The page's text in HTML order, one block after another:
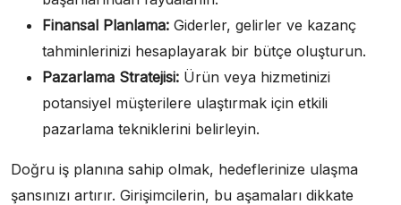
Finansal Planlama: Giderler, gelirler ve kazanç
tahminlerinizi hesaplayarak bir bütçe oluşturun.
Pazarlama Stratejisi: Ürün veya hizmetinizi
potansiyel müşterilere ulaştırmak için etkili
pazarlama tekniklerini belirleyin.
Doğru iş planına sahip olmak, hedeflerinize ulaşma
şansınızı artırır. Girişimcilerin, bu aşamaları dikkate